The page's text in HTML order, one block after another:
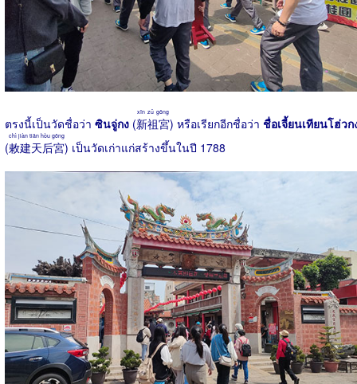
ตรงนี้เป็นวัดชื่อว่า ซินจู่กง (新祖宮
xīn zǔ gōng
) หรือเรียกอีกชื่อว่า ชื่อเจี้ยนเทียนโฮ่วก
(敕建天后宮
chì jiàn tiān hòu gōng
) เป็นวัดเก่าแก่สร้างขึ้นในปี 1788